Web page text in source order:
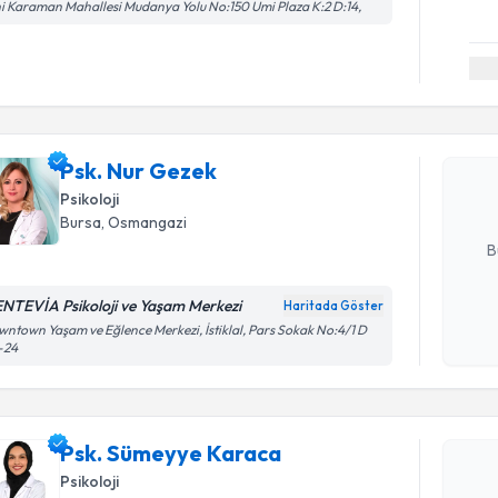
Karaman Mahallesi Mudanya Yolu No:150 Umi Plaza K:2 D:14,
Psk. Nur Gezek
Psikoloji
Bursa, Osmangazi
Psikoloji ve Yaşam Merkezi Haritada Göster
Yaşam ve Eğlence Merkezi, İstiklal, Pars Sokak No:4/1 D
24
Psk. Nur
uzmandan
Psk. Sümeyye Karaca
Psikoloji
Psk.
Size bu